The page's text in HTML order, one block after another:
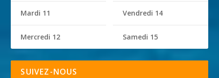
Mardi 11
Mercredi 12
Vendredi 14
Samedi 15
SUIVEZ-NOUS